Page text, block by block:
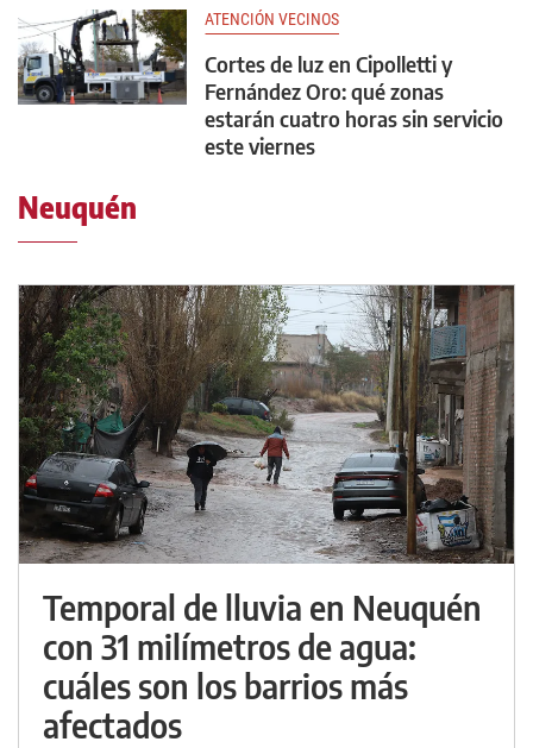
ATENCIÓN VECINOS
Cortes de luz en Cipolletti y
Fernández Oro: qué zonas
estarán cuatro horas sin servicio
este viernes
Neuquén
Temporal de lluvia en Neuquén
con 31 milímetros de agua:
cuáles son los barrios más
afectados